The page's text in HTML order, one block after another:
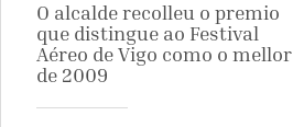
O alcalde recolleu o premio
que distingue ao Festival
Aéreo de Vigo como o mellor
de 2009